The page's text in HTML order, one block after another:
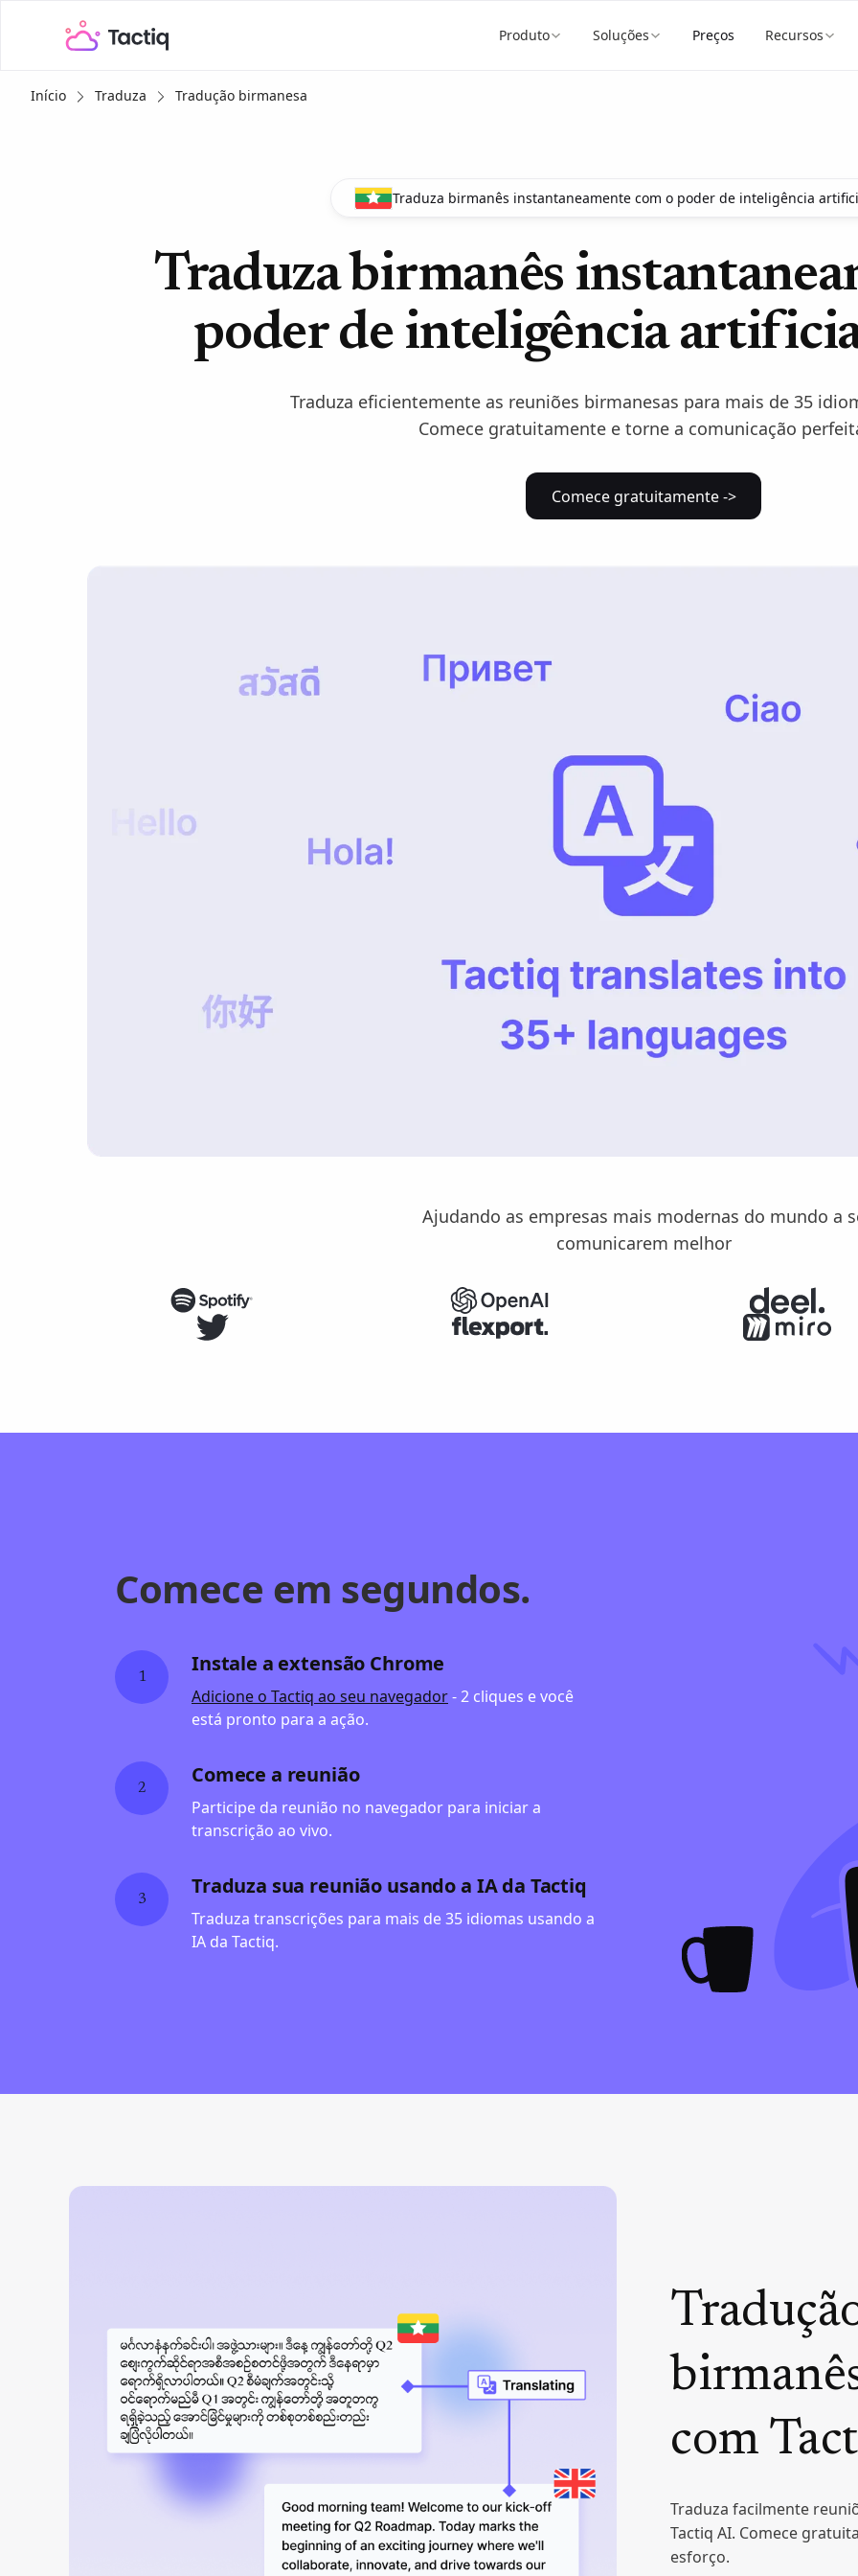
Produto Soluções Preços Recursos
Início Traduza Tradução birmanesa
Traduza birmanês instantaneamente com o poder de inteligência
Traduza birmanês
poder de inteligência
Traduza eficientemente as reuniões birmanesas para mais de 35
Comece gratuitamente e torne a comunicação
Comece gratuitamente ->
Ajudando as empresas mais modernas do mundo a
comunicarem melhor
Comece em segundos.
1
Instale a extensão Chrome
Adicione o Tactiq ao seu navegador- 2 cliques e você
está pronto para a ação.
2
Comece a reunião
Participe da reunião no navegador para iniciar a
transcrição ao vivo.
3
Traduza sua reunião usando a IA da Tactiq
Traduza transcrições para mais de 35 idiomas usando a
IA da Tactiq.
com
Traduza facilmente
Tactiq AI. Comece
esforço.